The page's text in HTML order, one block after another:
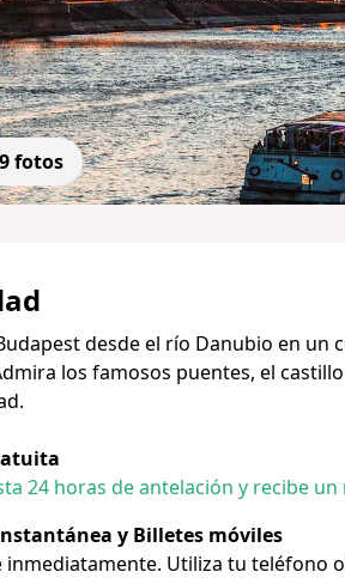
fotos
desde el río Danubio en
los famosos puentes, el
24 horas de antelación y recibe
y Billetes móviles
inmediatamente. Utiliza tu teléfono